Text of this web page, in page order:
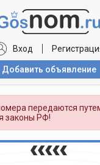
Вход
Добавить объявлениe
передаются
законы РФ!